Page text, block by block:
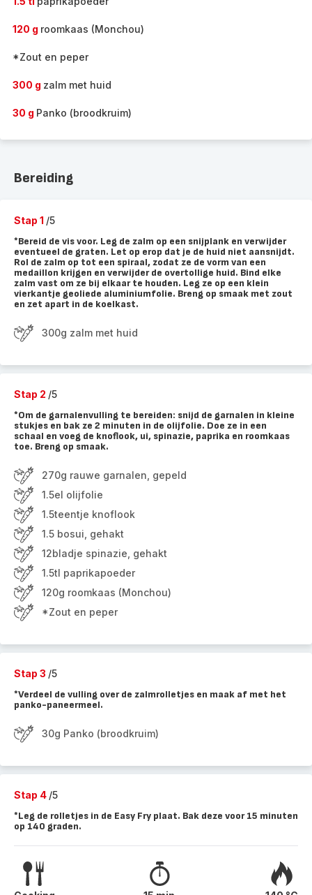
120 g roomkaas (Monchou)
*Zout en peper
300 g zalm met huid
30 g Panko (broodkruim)
Bereiding
Stap 1 /5
*Bereid de vis voor. Leg de zalm op een snijplank en verwijder
eventueel de graten. Let op erop dat je de huid niet aansnijdt.
Rol de zalm op tot een spiraal, zodat ze de vorm van een
medaillon krijgen en verwijder de overtollige huid. Bind elke
zalm vast om ze bij elkaar te houden. Leg ze op een klein
vierkantje geoliede aluminiumfolie. Breng op smaak met zout
en zet apart in de koelkast.
300g zalm met huid
Stap 2 /5
*Om de garnalenvulling te bereiden: snijd de garnalen in kleine
stukjes en bak ze 2 minuten in de olijfolie. Doe ze in een
schaal en voeg de knoflook, ui, spinazie, paprika en roomkaas
toe. Breng op smaak.
270g rauwe garnalen, gepeld
1.5el olijfolie
1.5teentje knoflook
1.5 bosui, gehakt
12bladje spinazie, gehakt
1.5tl paprikapoeder
120g roomkaas (Monchou)
*Zout en peper
Stap 3 /5
*Verdeel de vulling over de zalmrolletjes en maak af met het
panko-paneermeel.
30g Panko (broodkruim)
Stap 4 /5
*Leg de rolletjes in de Easy Fry plaat. Bak deze voor 15 minuten
op 140 graden.